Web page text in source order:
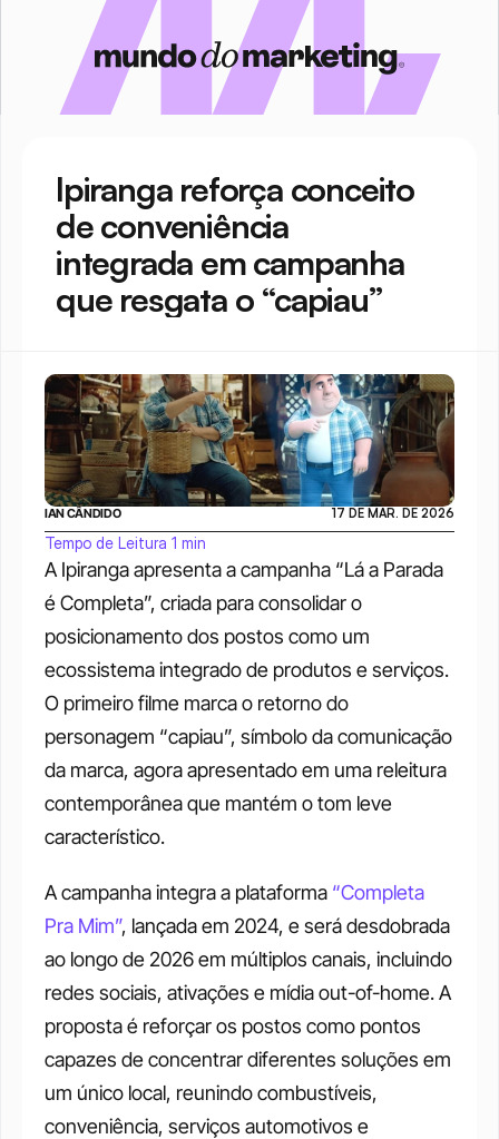
Ipiranga reforça conceito
de conveniência
integrada em campanha
que resgata o “capiau”
A Ipiranga apresenta a campanha “Lá a Parada
é Completa”, criada para consolidar o
posicionamento dos postos como um
ecossistema integrado de produtos e serviços.
O primeiro filme marca o retorno do
personagem “capiau”, símbolo da comunicação
da marca, agora apresentado em uma releitura
contemporânea que mantém o tom leve
característico.
A campanha integra a plataforma “Completa
Pra Mim”, lançada em 2024, e será desdobrada
ao longo de 2026 em múltiplos canais, incluindo
redes sociais, ativações e mídia out-of-home. A
proposta é reforçar os postos como pontos
capazes de concentrar diferentes soluções em
um único local, reunindo combustíveis,
conveniência, serviços automotivos e
IAN CÂNDIDO 17 DE MAR. DE 2026
Tempo de Leitura 1 min